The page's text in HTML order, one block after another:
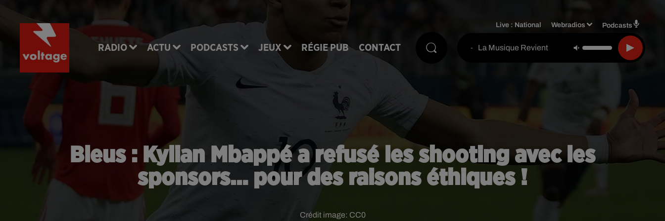
RADIO ACTU PODCASTS JEUX RÉGIE PUB CONTACT
Live : National Webradios Podcasts
- La Musique Revient
Bleus : Kylian Mbappé a refusé les shooting avec les
sponsors… pour des raisons éthiques !
Crédit image: CC0